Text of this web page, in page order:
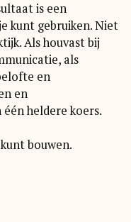
is een
kunt gebruiken. Niet
Als houvast bij
als
en
en
heldere koers.
bouwen.